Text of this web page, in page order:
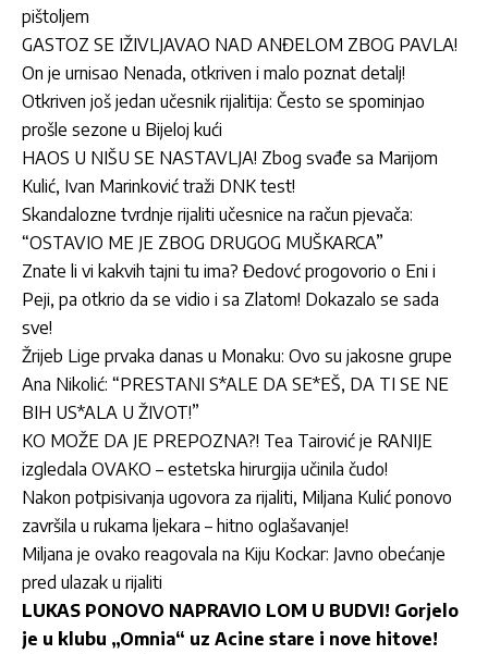
pištoljem
GASTOZ SE IŽIVLJAVAO NAD ANĐELOM ZBOG PAVLA!
On je urnisao Nenada, otkriven i malo poznat detalj!
Otkriven još jedan učesnik rijalitija: Često se spominjao
prošle sezone u Bijeloj kući
HAOS U NIŠU SE NASTAVLJA! Zbog svađe sa Marijom
Kulić, Ivan Marinković traži DNK test!
Skandalozne tvrdnje rijaliti učesnice na račun pjevača:
“OSTAVIO ME JE ZBOG DRUGOG MUŠKARCA”
Znate li vi kakvih tajni tu ima? Đedovć progovorio o Eni i
Peji, pa otkrio da se vidio i sa Zlatom! Dokazalo se sada
sve!
Žrijeb Lige prvaka danas u Monaku: Ovo su jakosne grupe
Ana Nikolić: “PRESTANI S*ALE DA SE*EŠ, DA TI SE NE
BIH US*ALA U ŽIVOT!”
KO MOŽE DA JE PREPOZNA?! Tea Tairović je RANIJE
izgledala OVAKO – estetska hirurgija učinila čudo!
Nakon potpisivanja ugovora za rijaliti, Miljana Kulić ponovo
završila u rukama ljekara – hitno oglašavanje!
Miljana je ovako reagovala na Kiju Kockar: Javno obećanje
pred ulazak u rijaliti
LUKAS PONOVO NAPRAVIO LOM U BUDVI! Gorjelo
je u klubu „Omnia“ uz Acine stare i nove hitove!